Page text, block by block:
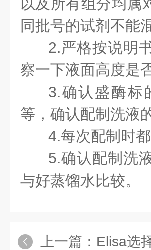
同批号的试剂不能
2.严格按说明
察一下液面高度是
3.确认盛酶标
等，确认配制洗液
4.每次配制时
5.确认配制洗
与好蒸馏水比较。
上一篇： Elisa选